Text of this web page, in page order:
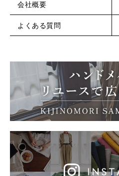
会社概要
よくある質問